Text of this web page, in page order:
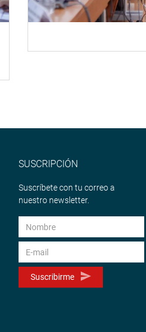
SUSCRIPCIÓN
Suscríbete con tu correo a
nuestro newsletter.
Suscribirme